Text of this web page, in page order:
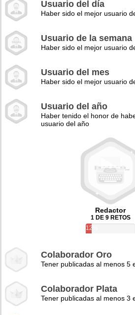
Usuario del día
Haber sido el mejor usuario
Usuario de la semana
Haber sido el mejor usuario
Usuario del mes
Haber sido el mejor usuario
Usuario del año
Haber tenido el honor de
usuario del año
Redactor
1 DE 9 RETOS
12%
Colaborador Oro
Tener publicadas al menos 5
Colaborador Plata
Tener publicadas al menos 3